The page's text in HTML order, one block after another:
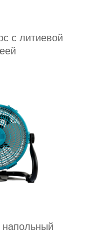
с литиевой